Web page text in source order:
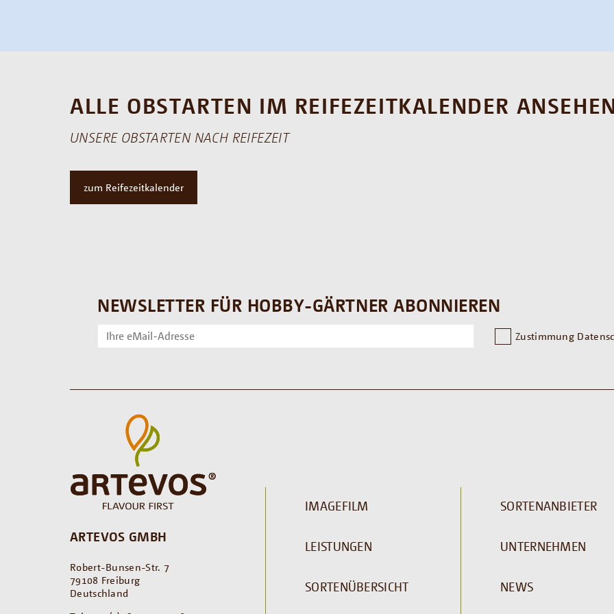
ALLE OBSTARTEN IM REIFEZEITKALENDER
UNSERE OBSTARTEN NACH REIFEZEIT
zum Reifezeitkalender
NEWSLETTER FÜR HOBBY-GÄRTNER ABONNIEREN
Zustimmung
ARTEVOS GMBH
Robert-Bunsen-Str. 7
79108 Freiburg
Deutschland
IMAGEFILM
LEISTUNGEN
SORTENÜBERSICHT
SORTENANBIETER
UNTERNEHMEN
NEWS